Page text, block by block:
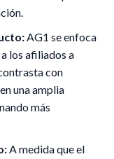
AG1 se enfoca
los afiliados a
con
una amplia
más
A medida que el